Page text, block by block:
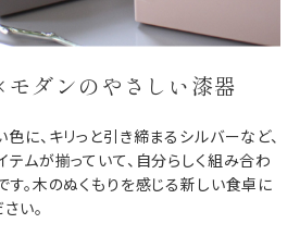
ダンのやさしい漆器
に、キリっと引き締まるシルバーなど、
テムが揃っていて、自分らしく組み合わ
す。木のぬくもりを感じる新しい食卓に
い。